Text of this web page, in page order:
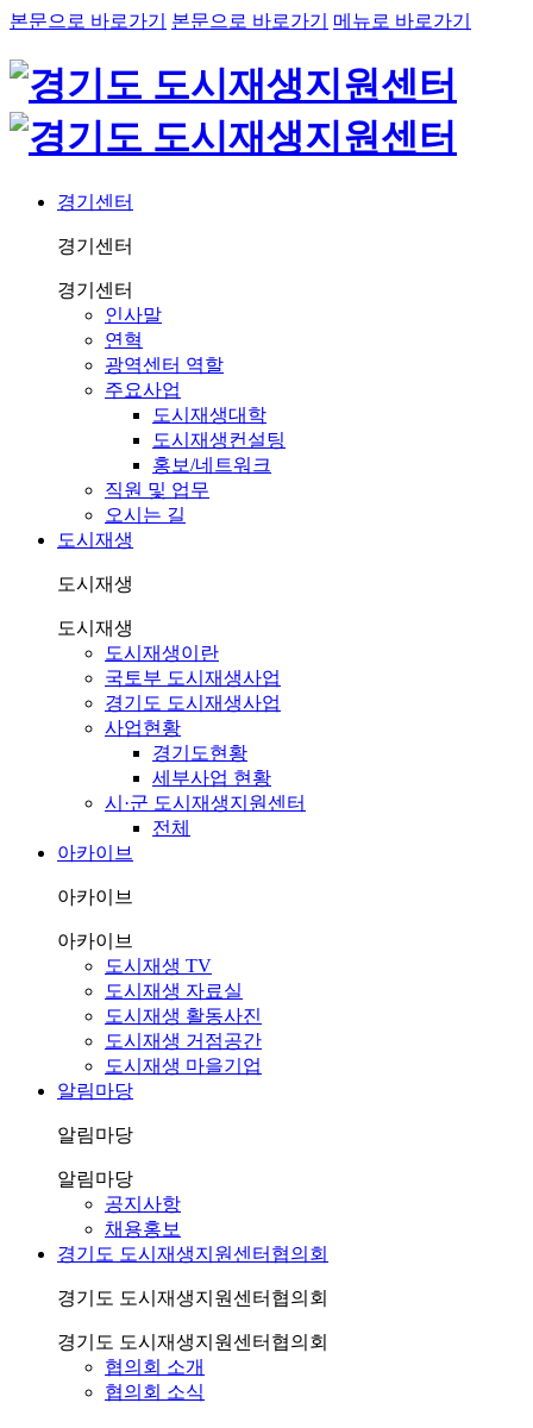
본문으로 바로가기 본문으로 바로가기 메뉴로 바로가기
경기센터
경기센터
경기센터
인사말
연혁
광역센터 역할
주요사업
도시재생대학
도시재생컨설팅
홍보/네트워크
직원 및 업무
오시는 길
도시재생
도시재생
도시재생
도시재생이란
국토부 도시재생사업
경기도 도시재생사업
사업현황
경기도현황
세부사업 현황
시·군 도시재생지원센터
전체
아카이브
아카이브
아카이브
도시재생 TV
도시재생 자료실
도시재생 활동사진
도시재생 거점공간
도시재생 마을기업
알림마당
알림마당
알림마당
공지사항
채용홍보
경기도 도시재생지원센터협의회
경기도 도시재생지원센터협의회
경기도 도시재생지원센터협의회
협의회 소개
협의회 소식